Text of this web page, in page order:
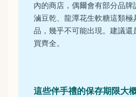
內的商店，偶爾會有部分品
滷豆乾、龍潭花生軟糖這類極
品，幾乎不可能出現。建議還
買齊全。
這些伴手禮的保存期限大